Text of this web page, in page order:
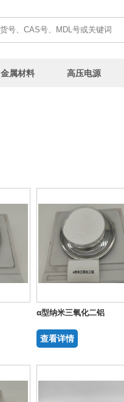
金属材料 高压电源
α型纳米三氧化二铝
查看详情